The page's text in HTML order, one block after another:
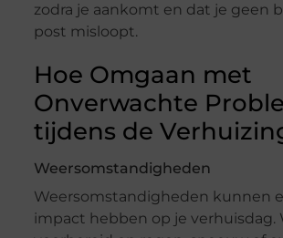
zodra je aankomt en dat je geen
post misloopt.
Hoe Omgaan met
Onverwachte
tijdens de
Weersomstandigheden
Weersomstandigheden kunnen
impact hebben op je verhuisdag.